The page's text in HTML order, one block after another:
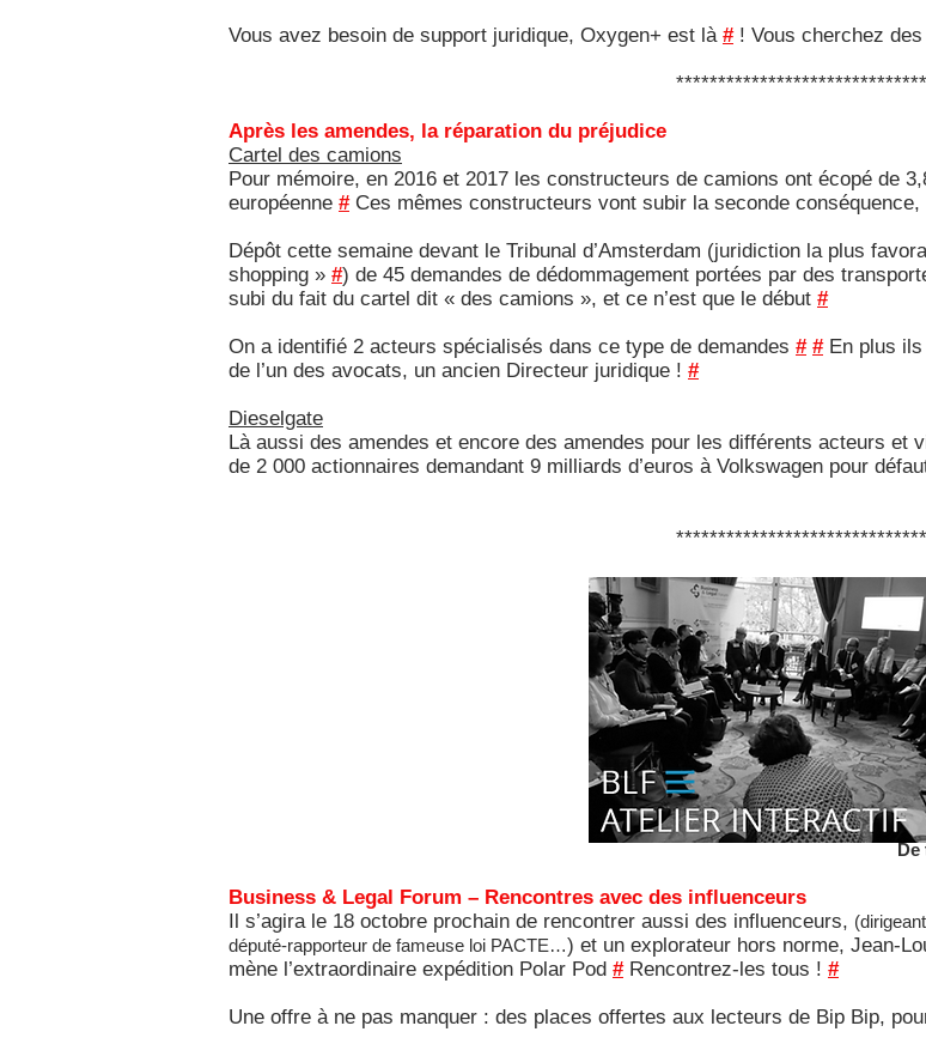
Vous avez besoin de support juridique, Oxygen+ est là #! Vous cherchez
Après les amendes, la réparation du préjudice
Cartel des camions
Pour mémoire, en 2016 et 2017 les constructeurs de camions ont écopé de
européenne #Ces mêmes constructeurs vont subir la seconde
Dépôt cette semaine devant le Tribunal d’Amsterdam (juridiction la plus
shopping » #) de 45 demandes de dédommagement portées par des
subi du fait du cartel dit « des camions », et ce n’est que le début #
On a identifié 2 acteurs spécialisés dans ce type de demandes # #En plus ils
de l’un des avocats, un ancien Directeur juridique ! #
Dieselgate
Là aussi des amendes et encore des amendes pour les différents acteurs et
de 2 000 actionnaires demandant 9 milliards d’euros à Volkswagen pour
De
Business & Legal Forum – Rencontres avec des influenceurs
Il s’agira le 18 octobre prochain de rencontrer aussi des influenceurs,
député-rapporteur de fameuse loi PACTE…) et un explorateur hors norme, Jean-
mène l’extraordinaire expédition Polar Pod #Rencontrez-les tous ! #
Une offre à ne pas manquer : des places offertes aux lecteurs de Bip Bip,